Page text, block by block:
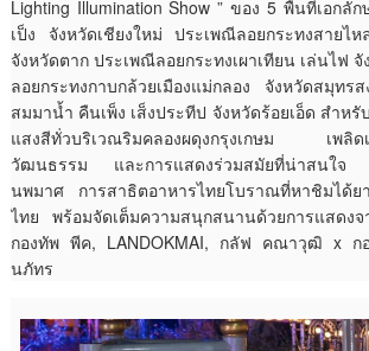
Lighting Illumination Show ” ของ 5 พื้นที่เอกลั
เป็ง จังหวัดเชียงใหม่ ประเพณีลอยกระทงสาย
จังหวัดตาก ประเพณีลอยกระทงเผาเทียน เล่นไฟ
ลอยกระทงกาบกล้วยเมืองแม่กลอง จังหวัดสมุท
สมมาน้ำ คืนเพ็ง เส็งประทีป จังหวัดร้อยเอ็ด สำห
แสงสีทั่วบริเวณริมคลองผดุงกรุงเกษม เพลิดเ
วัฒนธรรม และการแสดงร่วมสมัยที่น่าสนใจ
นพมาศ การสาธิตอาหารไทยโบราณที่หาชิมได้ย
ไทย พร้อมจัดเต็มความสนุกสนานด้วยการแสดง
กองทัพ พีค, LANDOKMAI, กลัฟ คณาวุฒิ x ก
นภัทร